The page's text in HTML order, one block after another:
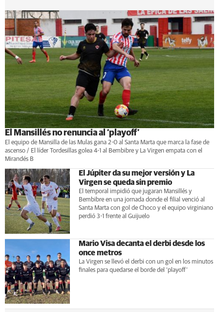
El Mansillés no renuncia al ‘playoff’
El equipo de Mansilla de las Mulas gana 2-0 al Santa Marta que marca la fase de
ascenso / El líder Tordesillas golea 4-1 al Bembibre y La Virgen empata con el
Mirandés B
El Júpiter da su mejor versión y La
Virgen se queda sin premio
El temporal impidió que jugaran Mansillés y
Bembibre en una jornada donde el filial venció al
Santa Marta con gol de Choco y el equipo virginiano
perdió 3-1 frente al Guijuelo
Mario Visa decanta el derbi desde los
once metros
La Virgen se llevó el derbi con un gol en los minutos
finales para quedarse el borde del ‘playoff’